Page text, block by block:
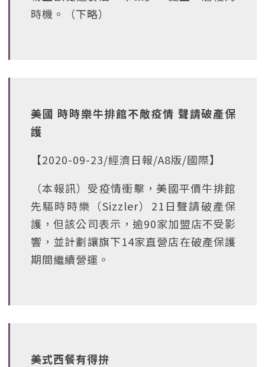
時機。（下略）
美國 時時樂牛排館不敵疫情 聲請破產保
護
【2020-09-23/經濟日報/A8版/國際】
（本報訊）受疫情衝擊，美國平價牛排館
先驅時時樂（Sizzler）21日聲請破產保
護，但該公司表示，逾90家加盟店不受影
響，並計劃讓旗下14家直營店在破產保護
期間繼續營運。
美式西餐有得拚